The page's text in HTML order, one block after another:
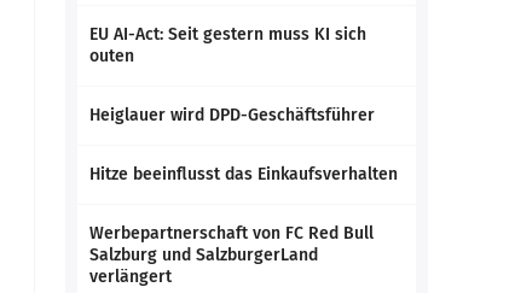
EU AI-Act: Seit gestern muss KI sich
outen
Heiglauer wird DPD-Geschäftsführer
Hitze beeinflusst das Einkaufsverhalten
Werbepartnerschaft von FC Red Bull
Salzburg und SalzburgerLand
verlängert